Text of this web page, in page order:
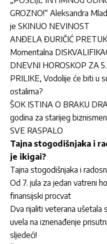
GROZNO!“ Aleksandra
je SKINUO NEVINOST
ANĐELA ĐURIČIĆ
Momentalna
DNEVNI HOROSKOP ZA
PRILIKE, Vodolije će biti u
ostalima?
ŠOK ISTINA O BRAKU
godina za starijeg
SVE RASPALO
Tajna stogodišnjaka i
je ikigai?
Tajna stogodišnjaka i
Od 7. jula za jedan vatreni
finansijski procvat
Dva rijaliti veterana ušetala
uvela na iznenađenje
sljedeći!